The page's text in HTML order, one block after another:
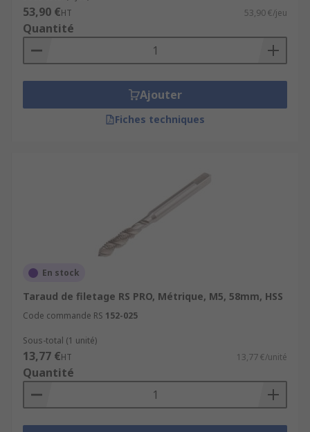
53,90 €HT 53,90 €/jeu
Quantité
Ajouter
Fiches techniques
En stock
Taraud de filetage RS PRO, Métrique, M5, 58mm, HSS
Code commande RS 152-025
Sous-total (1 unité)
13,77 €HT 13,77 €/unité
Quantité